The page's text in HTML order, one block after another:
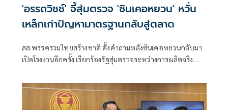
'อรรถวิชช์' จี้สุ่มตรวจ 'ซินเคอหยวน' หวั่น
เหล็กเก่าปัญหามาตรฐานกลับสู่ตลาด
สส.พรรครวมไทยสร้างชาติ ตั้งคำถามหลังซินเคอหยวนกลับมา
เปิดโรงงานอีกครั้ง เรียกร้องรัฐสุ่มตรวจระหว่างการผลิตจริง
จำหน่าย กระทบความปลอดภัยของประชาชน